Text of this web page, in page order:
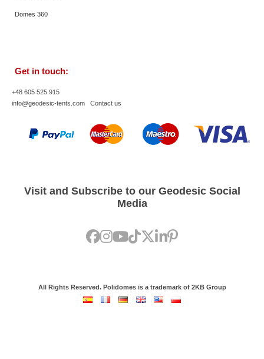
Domes 360
Get in touch:
+48 605 525 915
info@geodesic-tents.com
Contact us
Visit and Subscribe to our Geodesic Social
Media
All Rights Reserved. Polidomes is a trademark of 2KB Group